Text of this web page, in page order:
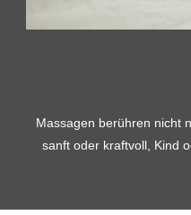
Massagen berühren nicht
sanft oder kraftvoll, Kind